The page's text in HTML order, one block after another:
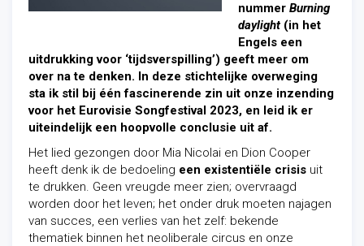
nummer Burning
daylight(in het
Engels een
uitdrukking voor ‘tijdsverspilling’) geeft meer om
over na te denken. In deze stichtelijke overweging
sta ik stil bij één fascinerende zin uit onze inzending
voor het Eurovisie Songfestival 2023, en leid ik er
uiteindelijk een hoopvolle conclusie uit af.
Het lied gezongen door Mia Nicolai en Dion Cooper
heeft denk ik de bedoeling een existentiële crisis uit
te drukken. Geen vreugde meer zien; overvraagd
worden door het leven; het onder druk moeten najagen
van succes, een verlies van het zelf: bekende
thematiek binnen het neoliberale circus en onze